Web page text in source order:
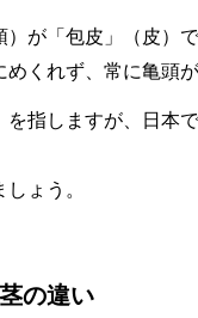
が「包皮」（皮）
くれず、常に亀頭
指しますが、日本
ょう。
の違い